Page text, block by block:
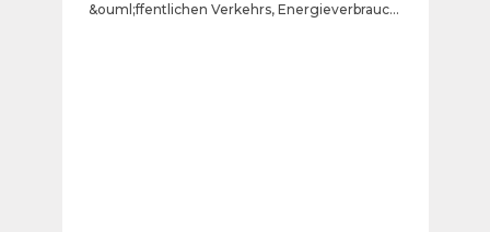
&ouml;ffentlichen Verkehrs, Energieverbrauch